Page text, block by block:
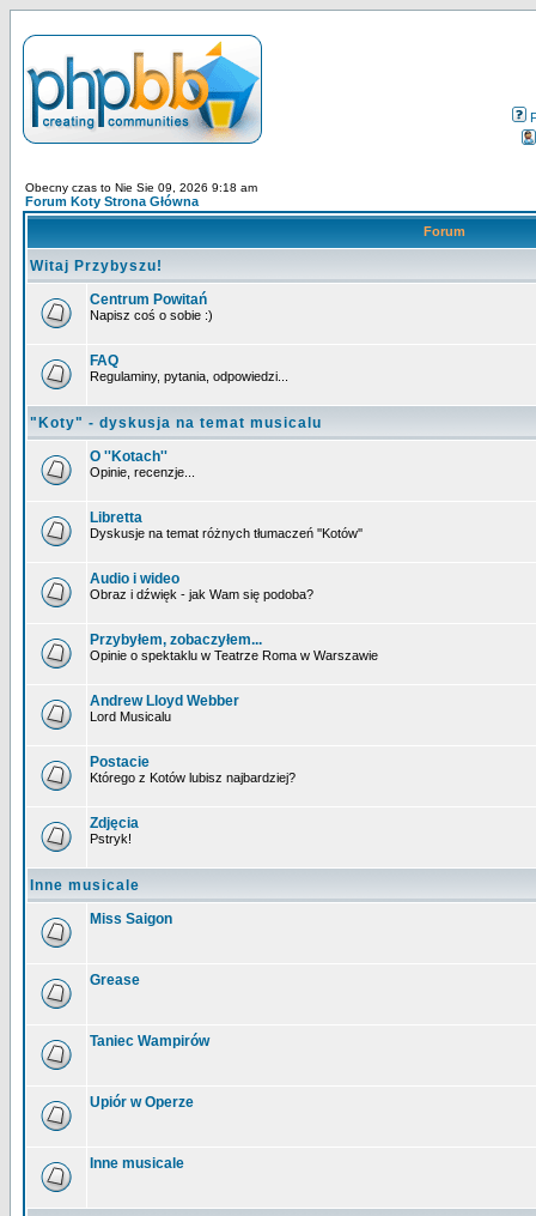
Obecny czas to Nie Sie 09, 2026 9:18 am
Forum Koty Strona Główna
Forum
Witaj Przybyszu!
Centrum Powitań
Napisz coś o sobie :)
FAQ
Regulaminy, pytania, odpowiedzi...
"Koty" - dyskusja na temat musicalu
O ''Kotach''
Opinie, recenzje...
Libretta
Dyskusje na temat różnych tłumaczeń ''Kotów''
Audio i wideo
Obraz i dźwięk - jak Wam się podoba?
Przybyłem, zobaczyłem...
Opinie o spektaklu w Teatrze Roma w Warszawie
Andrew Lloyd Webber
Lord Musicalu
Postacie
Którego z Kotów lubisz najbardziej?
Zdjęcia
Pstryk!
Inne musicale
Miss Saigon
Grease
Taniec Wampirów
Upiór w Operze
Inne musicale